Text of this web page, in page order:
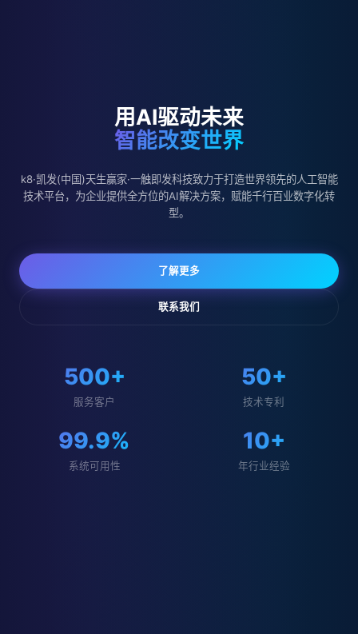
用AI驱动未来
智能改变世界
k8·凯发(中国)天生赢家·一触即发科技致力于打造世界领先的人工智能
技术平台，为企业提供全方位的AI解决方案，赋能千行百业数字化转
型。
了解更多
联系我们
500+
服务客户
50+
技术专利
99.9%
系统可用性
10+
年行业经验